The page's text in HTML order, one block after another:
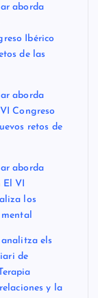
aborda
Ibérico
de las
aborda
Congreso
retos de
aborda
El VI
los
els
de
y la